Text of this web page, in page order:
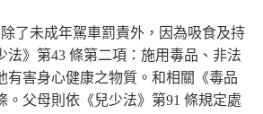
了未成年駕車罰責外，因為吸食及持
法》第43 條第二項：施用毒品、非法
有害身心健康之物質。和相關《毒品
。父母則依《兒少法》第91 條規定處